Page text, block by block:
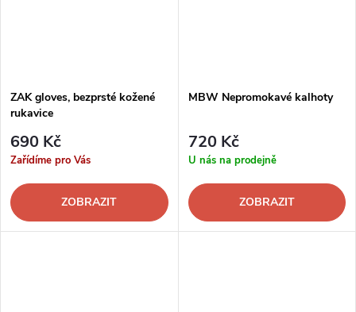
ZAK gloves, bezprsté kožené
rukavice
690 Kč
Zařídíme pro Vás
ZOBRAZIT
MBW Nepromokavé kalhoty
720 Kč
U nás na prodejně
ZOBRAZIT